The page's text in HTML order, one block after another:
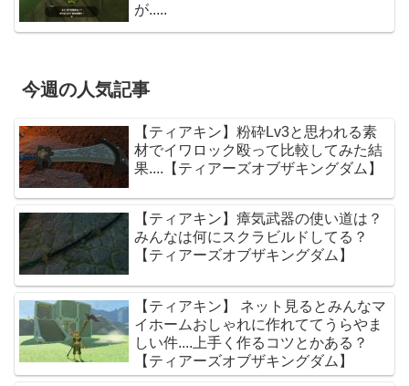
が.....
今週の人気記事
【ティアキン】粉砕Lv3と思われる素
材でイワロック殴って比較してみた結
果....【ティアーズオブザキングダム】
【ティアキン】瘴気武器の使い道は？
みんなは何にスクラビルドしてる？
【ティアーズオブザキングダム】
【ティアキン】 ネット見るとみんなマ
イホームおしゃれに作れててうらやま
しい件....上手く作るコツとかある？
【ティアーズオブザキングダム】